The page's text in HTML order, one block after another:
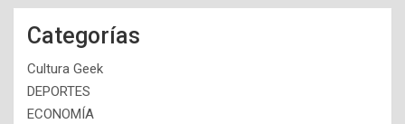
Categorías
Cultura Geek
DEPORTES
ECONOMÍA